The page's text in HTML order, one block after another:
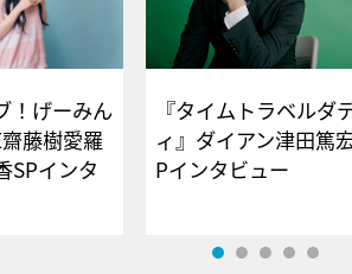
！げーみん
藤樹愛羅
SPインタ
『タイムトラベルダ
ィ』ダイアン津田篤
Pインタビュ